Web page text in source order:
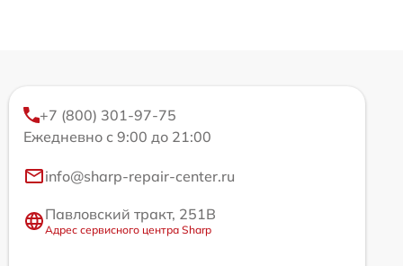
+7 (800) 301-97-75
Ежедневно с 9:00 до 21:00
info@sharp-repair-center.ru
Павловский тракт, 251В
Адрес сервисного центра Sharp